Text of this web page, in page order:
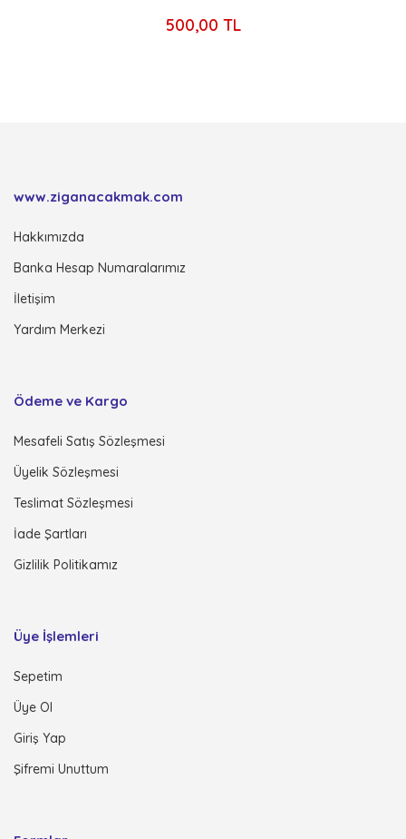
500,00 TL
www.ziganacakmak.com
Hakkımızda
Banka Hesap Numaralarımız
İletişim
Yardım Merkezi
Ödeme ve Kargo
Mesafeli Satış Sözleşmesi
Üyelik Sözleşmesi
Teslimat Sözleşmesi
İade Şartları
Gizlilik Politikamız
Üye İşlemleri
Sepetim
Üye Ol
Giriş Yap
Şifremi Unuttum